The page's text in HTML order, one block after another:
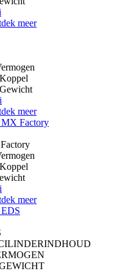
meer
Koppel
Gewicht
i
meer
MX Factory
Koppel
i
meer